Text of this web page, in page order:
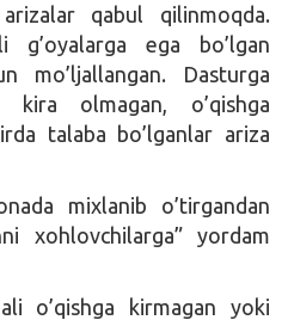
qabul qilinmoqda.
g’oyalarga ega bo’lgan
mo’ljallangan. Dasturga
kira olmagan, o’qishga
talaba bo’lganlar ariza
mixlanib o’tirgandan
xohlovchilarga” yordam
o’qishga kirmagan yoki